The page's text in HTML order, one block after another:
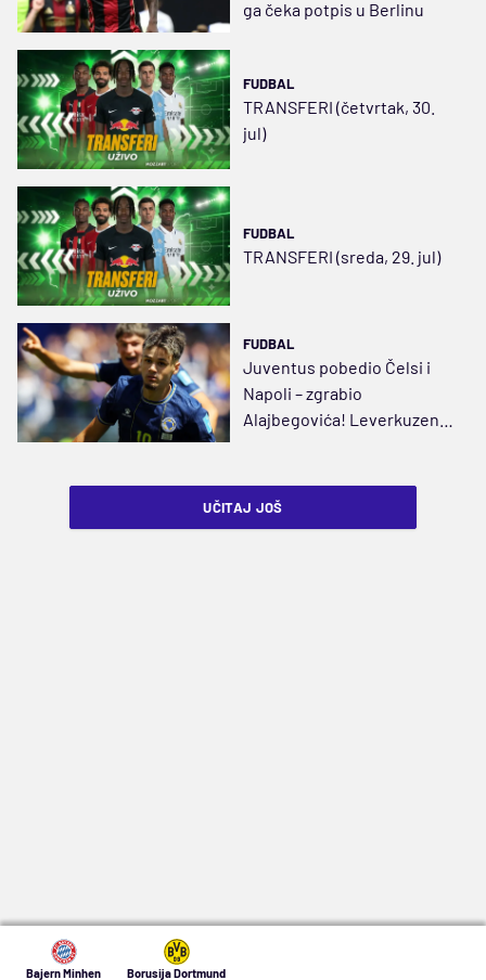
ga čeka potpis u Berlinu
FUDBAL
TRANSFERI (četvrtak, 30.
jul)
FUDBAL
TRANSFERI (sreda, 29. jul)
FUDBAL
Juventus pobedio Čelsi i
Napoli – zgrabio
Alajbegovića! Leverkuzenu
UČITAJ JOŠ
Bajern Minhen Borusija Dortmund